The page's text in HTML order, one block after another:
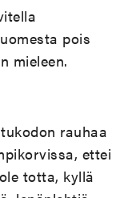
pois
mieleen.
rauhaa
ettei
totta, kyllä